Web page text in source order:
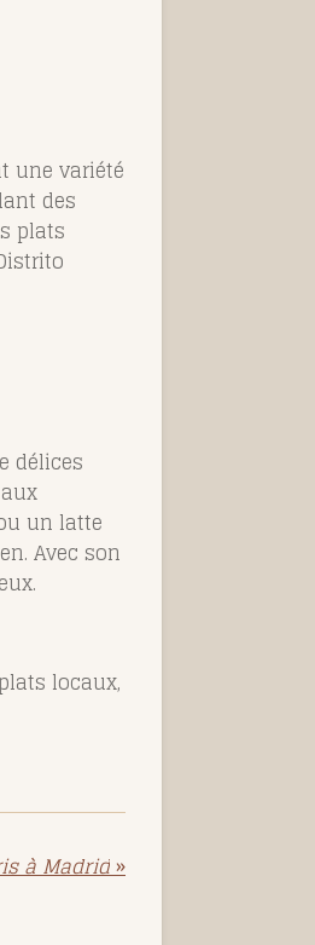
une variété
des
plats
délices
un latte
Avec son
locaux,
à Madrid»